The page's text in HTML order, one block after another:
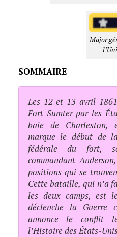
Major
SOMMAIRE
Les 12 et 13 avril
Fort Sumter par les
baie de Charleston,
marque le début de
fédérale du fort,
commandant
positions qui se
Cette bataille, qui n’a
les deux camps, est
déclenche la Guerre
annonce le conflit
l’Histoire des États-